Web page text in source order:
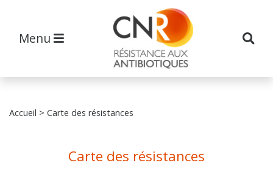
Menu
Accueil > Carte des résistances
Carte des résistances